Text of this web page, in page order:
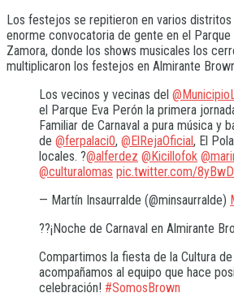
Los festejos se repitieron en varios distritos
enorme convocatoria de gente en el
Zamora, donde los shows musicales los
multiplicaron los festejos en Almirante
Los vecinos y vecinas del
el Parque Eva Perón la primera
Familiar de Carnaval a pura música y
de @ferpalaci0, @ElRejaOficial, El
locales. ?@alferdez @Kicillofok
@culturalomas pic.twitter.com/
— Martín Insaurralde (@minsaurralde)
??¡Noche de Carnaval en Almirante
Compartimos la fiesta de la Cultura
acompañamos al equipo que hace
celebración! #SomosBrown